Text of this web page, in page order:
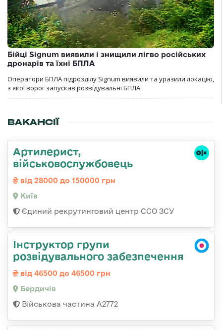
Бійці Signum виявили і знищили лігво російських
дронарів та їхні БПЛА
Оператори БПЛА підрозділу Signum виявили та уразили локацію,
з якої ворог запускав розвідувальні БПЛА.
ВАКАНСІЇ
Артилерист,
військовослужбовець
від 28000 до 150000 грн
Київ
Єдиний рекрутинговий центр ССО ЗСУ
Інструктор групи
розвідувального забезпечення
від 46500 до 46500 грн
Бердичів
Військова частина А2772